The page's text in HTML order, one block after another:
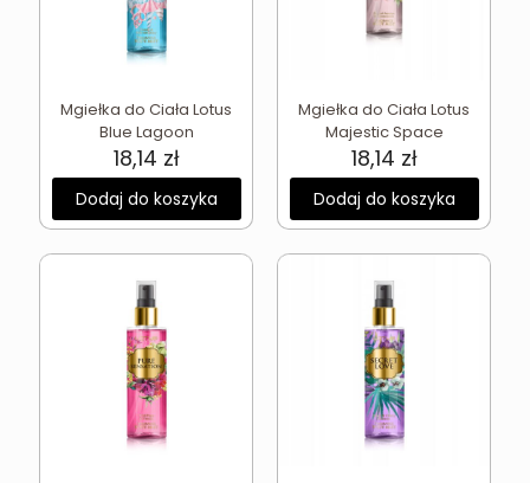
Mgiełka do Ciała Lotus
Blue Lagoon
18,14 zł
Dodaj do koszyka
Mgiełka do Ciała Lotus
Majestic Space
18,14 zł
Dodaj do koszyka